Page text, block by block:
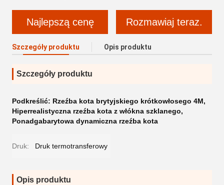
Najlepszą cenę Rozmawiaj teraz.
Szczegóły produktu Opis produktu
Szczegóły produktu
Podkreślić: Rzeźba kota brytyjskiego krótkowłosego 4M,
Hiperrealistyczna rzeźba kota z włókna szklanego,
Ponadgabarytowa dynamiczna rzeźba kota
Druk: Druk termotransferowy
Opis produktu